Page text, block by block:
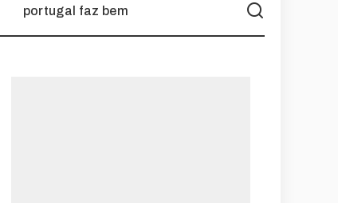
portugal faz bem